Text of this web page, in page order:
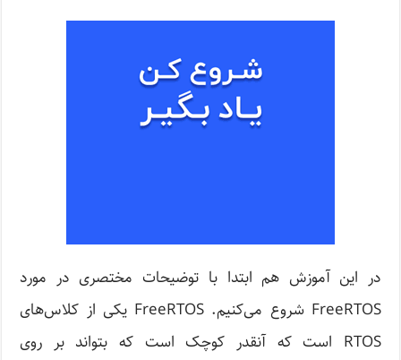
در این آموزش هم ابتدا با توضیحات مختصری در مورد
FreeRTOS شروع می‌کنیم. FreeRTOS یکی از کلاس‌های
RTOS است که آنقدر کوچک است که بتواند بر روی